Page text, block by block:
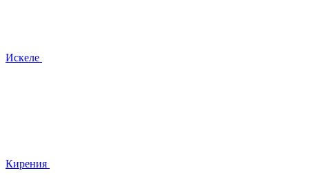
Искеле
Кирения